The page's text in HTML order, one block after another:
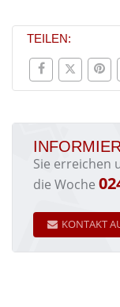
TEILEN:
Sie erreichen
die Woche
KONTAKT